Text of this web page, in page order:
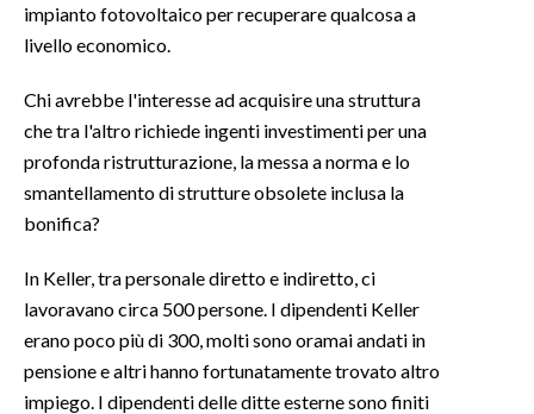
ANNUNCI
NECROLOGI
PUBBLICITÀ
SPIAGGE
STORE
impianto fotovoltaico per recuperare qualcosa a
livello economico.
Chi avrebbe l'interesse ad acquisire una struttura
che tra l'altro richiede ingenti investimenti per una
profonda ristrutturazione, la messa a norma e lo
smantellamento di strutture obsolete inclusa la
bonifica?
In Keller, tra personale diretto e indiretto, ci
lavoravano circa 500 persone. I dipendenti Keller
erano poco più di 300, molti sono oramai andati in
pensione e altri hanno fortunatamente trovato altro
impiego. I dipendenti delle ditte esterne sono finiti